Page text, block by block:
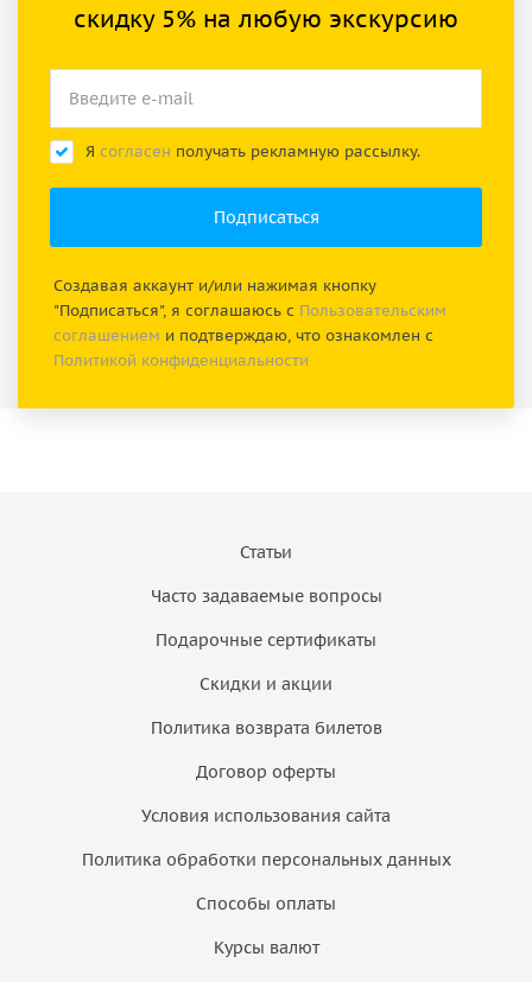
скидку 5% на любую экскурсию
Я согласен получать рекламную рассылку.
Создавая аккаунт и/или нажимая кнопку
"Подписаться", я соглашаюсь с Пользовательским
соглашением и подтверждаю, что ознакомлен с
Политикой конфиденциальности
Статьи
Часто задаваемые вопросы
Подарочные сертификаты
Скидки и акции
Политика возврата билетов
Договор оферты
Условия использования сайта
Политика обработки персональных данных
Способы оплаты
Курсы валют